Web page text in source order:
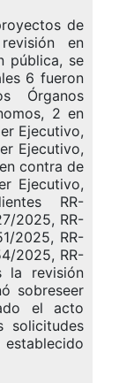
de
en
pública, se
6 fueron
Órganos
2 en
Ejecutivo,
Ejecutivo,
contra de
Ejecutivo,
RR-
2025, RR-
2025, RR-
2025, RR-
la revisión
sobreseer
el acto
solicitudes